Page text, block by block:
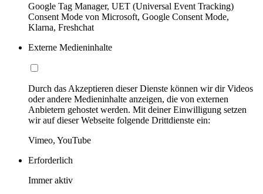
Google Tag Manager, UET (Universal Event Tracking)
Consent Mode von Microsoft, Google Consent Mode,
Klarna, Freshchat
Externe Medieninhalte
Durch das Akzeptieren dieser Dienste können wir dir Videos
oder andere Medieninhalte anzeigen, die von externen
Anbietern gehostet werden. Mit deiner Einwilligung setzen
wir auf dieser Webseite folgende Drittdienste ein:
Vimeo, YouTube
Erforderlich
Immer aktiv